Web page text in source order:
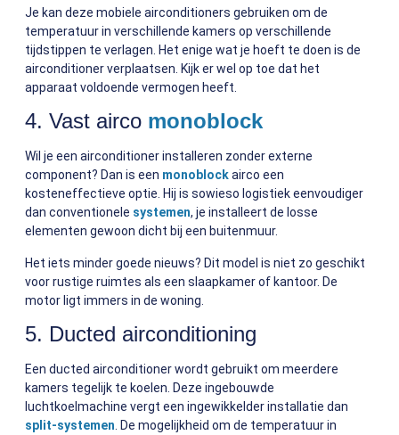
Je kan deze mobiele airconditioners gebruiken om de
temperatuur in verschillende kamers op verschillende
tijdstippen te verlagen. Het enige wat je hoeft te doen is de
airconditioner verplaatsen. Kijk er wel op toe dat het
apparaat voldoende vermogen heeft.
4. Vast airco monoblock
Wil je een airconditioner installeren zonder externe
component? Dan is een monoblockairco een
kosteneffectieve optie. Hij is sowieso logistiek eenvoudiger
dan conventionele systemen, je installeert de losse
elementen gewoon dicht bij een buitenmuur.
Het iets minder goede nieuws? Dit model is niet zo geschikt
voor rustige ruimtes als een slaapkamer of kantoor. De
motor ligt immers in de woning.
5. Ducted airconditioning
Een ducted airconditioner wordt gebruikt om meerdere
kamers tegelijk te koelen. Deze ingebouwde
luchtkoelmachine vergt een ingewikkelder installatie dan
split-systemen . De mogelijkheid om de temperatuur in